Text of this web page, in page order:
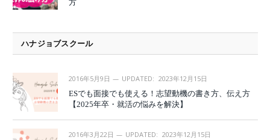
方
ハナジョブスクール
2016年5月9日 UPDATED: 2023年12月15日
ESでも面接でも使える！志望動機の書き方、伝え方
【2025年卒・就活の悩みを解決】
2016年3月22日 UPDATED: 2023年12月15日